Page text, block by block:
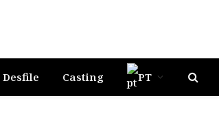
Desfile Casting PT